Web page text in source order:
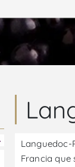
Languedoc-
Francia que